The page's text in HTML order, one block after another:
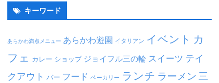
キーワード
あらかわ満点メニュー あらかわ遊園 イタリアン イベント カ
フェ カレー ショップ ジョイフル三の輪 スイーツ テイ
クアウト バー フード ベーカリー ランチ ラーメン 三